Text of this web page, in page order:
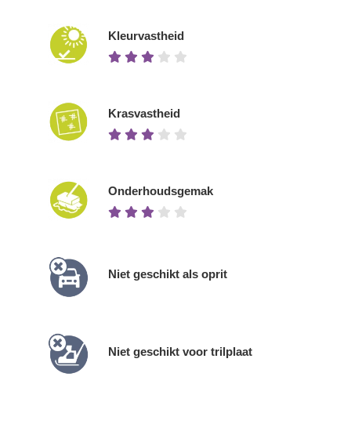
Kleurvastheid
Krasvastheid
Onderhoudsgemak
Niet geschikt als oprit
Niet geschikt voor trilplaat